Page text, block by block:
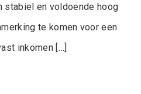
stabiel en voldoende hoog
te komen voor een
inkomen […]